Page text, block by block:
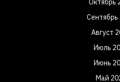
Октябрь
Сентябрь
Август
Июль
Июнь
Май